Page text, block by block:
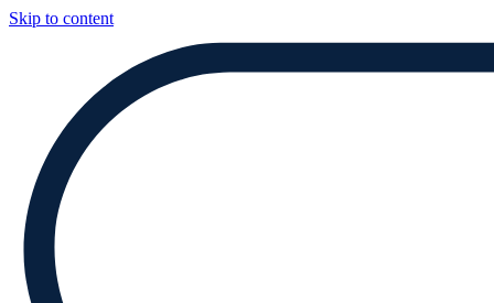
Skip to content